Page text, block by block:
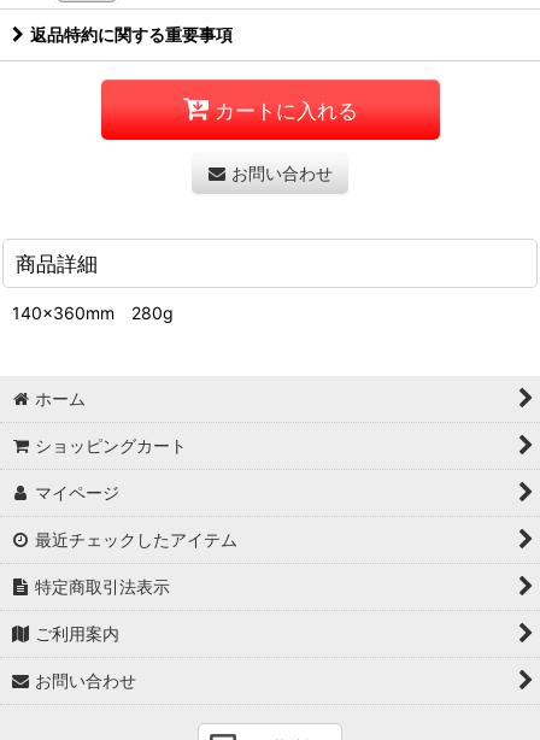
返品特約に関する重要事項
カートに入れる
お問い合わせ
商品詳細
140×360mm 280g
ホーム
ショッピングカート
マイページ
最近チェックしたアイテム
特定商取引法表示
ご利用案内
お問い合わせ